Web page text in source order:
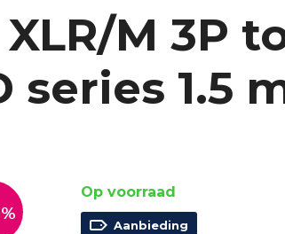
M 3P
1.5
Op voorraad
Aanbieding